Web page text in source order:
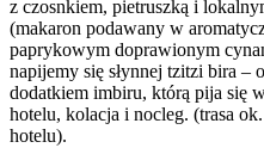
z czosnkiem, pietruszką i
(makaron podawany w
paprykowym doprawionym
napijemy się słynnej tzitzi bira –
dodatkiem imbiru, którą pija się
hotelu, kolacja i nocleg. (trasa
hotelu).